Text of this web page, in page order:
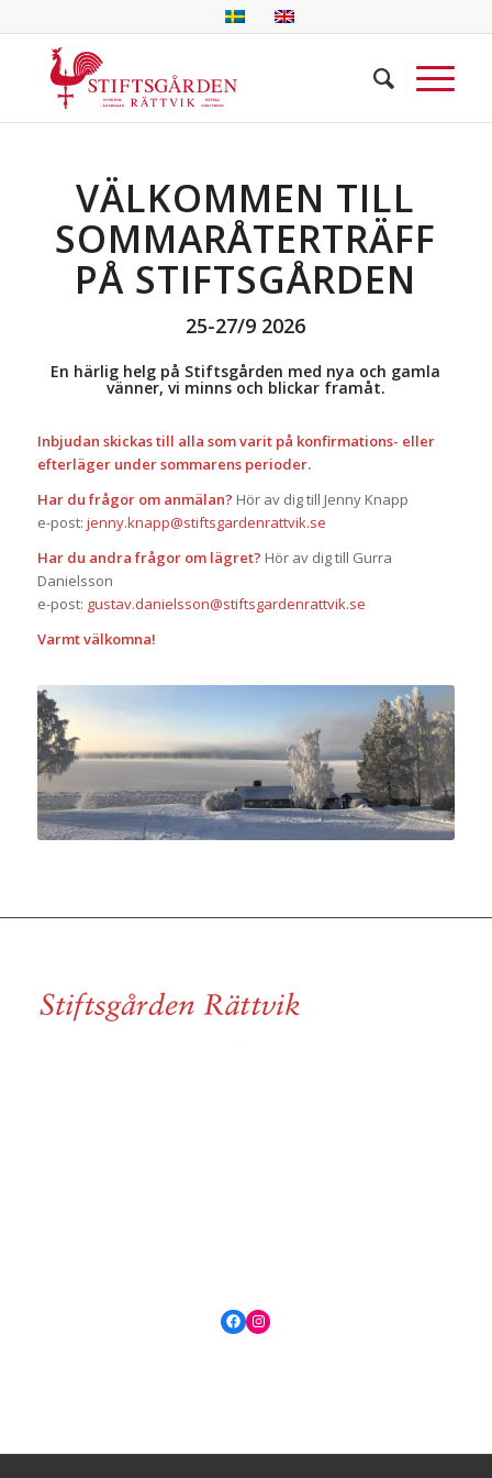
VÄLKOMMEN TILL
SOMMARÅTERTRÄFF
PÅ STIFTSGÅRDEN
25-27/9 2026
En härlig helg på Stiftsgården med nya och gamla
vänner, vi minns och blickar framåt.
Inbjudan skickas till alla som varit på konfirmations- eller
efterläger under sommarens perioder.
Har du frågor om anmälan? Hör av dig till Jenny Knapp
e-post: jenny.knapp@stiftsgardenrattvik.se
Har du andra frågor om lägret? Hör av dig till Gurra
Danielsson
e-post: gustav.danielsson@stiftsgardenrattvik.se
Varmt välkomna!
Facebook
Instagram